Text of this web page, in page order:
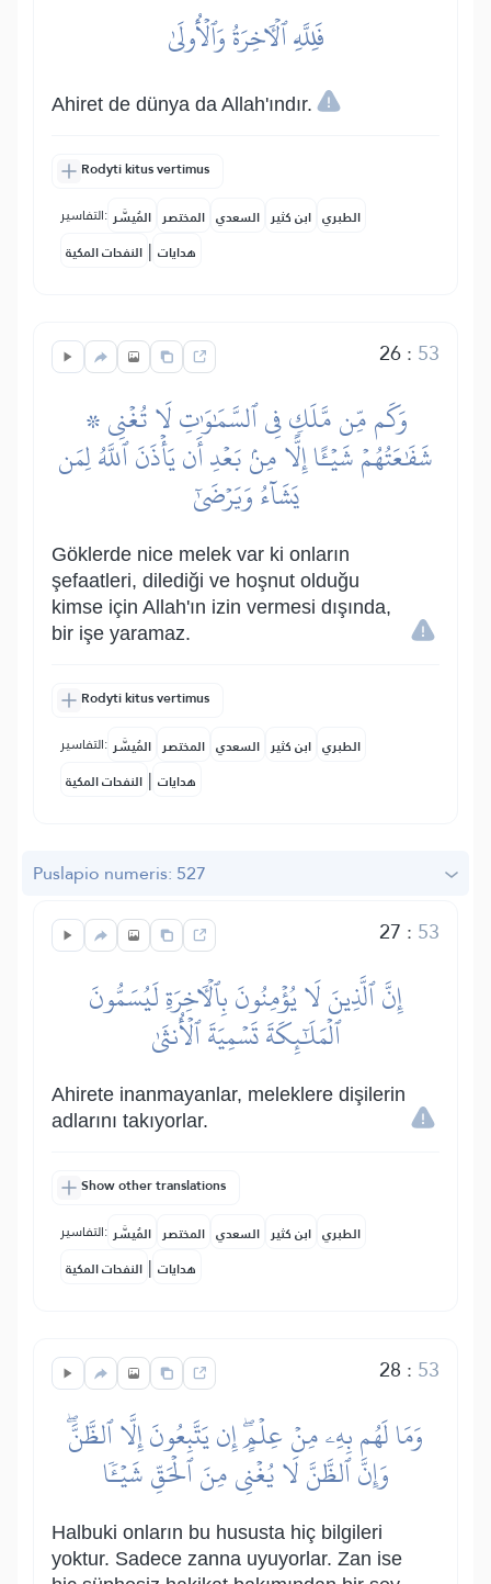
فَلِلَّهِ ٱلۡأٓخِرَةُ وَٱلۡأُولَىٰ
Ahiret de dünya da Allah'ındır.
Rodyti kitus vertimus
التفاسير: المُيسَّر المختصر السعدي ابن كثير الطبري
النفحات المكية | هدايات
26: 53
۞ وَكَم مِّن مَّلَكٖ فِي ٱلسَّمَٰوَٰتِ لَا تُغۡنِي
شَفَٰعَتُهُمۡ شَيۡـًٔا إِلَّا مِنۢ بَعۡدِ أَن يَأۡذَنَ ٱللَّهُ لِمَن
يَشَآءُ وَيَرۡضَىٰٓ
Göklerde nice melek var ki onların
şefaatleri, dilediği ve hoşnut olduğu
kimse için Allah'ın izin vermesi dışında,
bir işe yaramaz.
Rodyti kitus vertimus
التفاسير: المُيسَّر المختصر السعدي ابن كثير الطبري
النفحات المكية | هدايات
Puslapio numeris: 527
27 : 53
إِنَّ ٱلَّذِينَ لَا يُؤۡمِنُونَ بِٱلۡأٓخِرَةِ لَيُسَمُّونَ
ٱلۡمَلَٰٓئِكَةَ تَسۡمِيَةَ ٱلۡأُنثَىٰ
Ahirete inanmayanlar, meleklere dişilerin
adlarını takıyorlar.
Show other translations
التفاسير: المُيسَّر المختصر السعدي ابن كثير الطبري
النفحات المكية | هدايات
28 : 53
وَمَا لَهُم بِهِۦ مِنۡ عِلۡمٍۖ إِن يَتَّبِعُونَ إِلَّا ٱلظَّنَّۖ
وَإِنَّ ٱلظَّنَّ لَا يُغۡنِي مِنَ ٱلۡحَقِّ شَيۡـٔٗا
Halbuki onların bu hususta hiç bilgileri
yoktur. Sadece zanna uyuyorlar. Zan ise